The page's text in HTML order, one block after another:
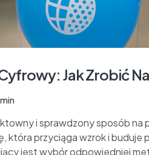
Jak Zrobić
i sprawdzony sposób na
która przyciąga wzrok i
jest wybór odpowiedniej